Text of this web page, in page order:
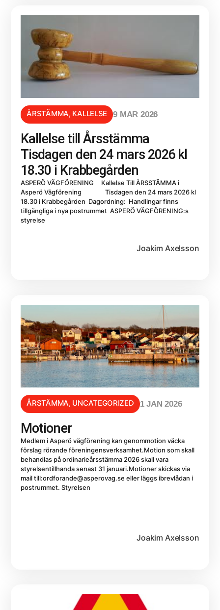
ÅRSTÄMMA, KALLELSE 9 MAR 2026
Kallelse till Årsstämma
Tisdagen den 24 mars 2026 kl
18.30 i Krabbegården
ASPERÖ VÄGFÖRENING Kallelse Till ÅRSSTÄMMA i
Asperö Vägförening Tisdagen den 24 mars 2026 kl
18.30 i Krabbegården Dagordning: Handlingar finns
tillgängliga i nya postrummet ASPERÖ VÄGFÖRENING:s
styrelse
Joakim Axelsson
ÅRSTÄMMA, UNCATEGORIZED 1 JAN 2026
Motioner
Medlem i Asperö vägförening kan genommotion väcka
förslag rörande föreningensverksamhet.Motion som skall
behandlas på ordinarieårsstämma 2026 skall vara
styrelsentillhanda senast 31 januari.Motioner skickas via
mail till:ordforande@asperovag.se eller läggs ibrevlådan i
postrummet. Styrelsen
Joakim Axelsson